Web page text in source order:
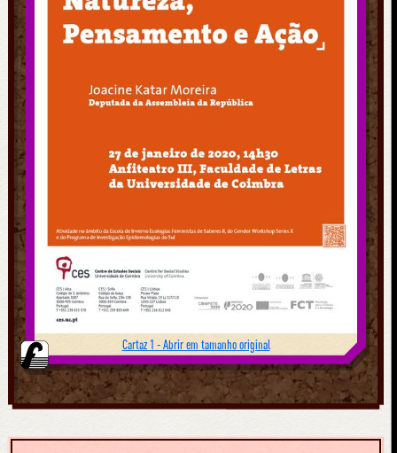
Cartaz 1 - Abrir em tamanho original